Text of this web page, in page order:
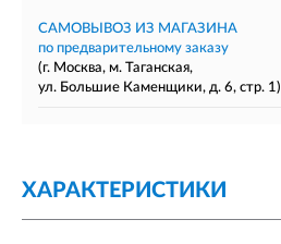
САМОВЫВОЗ ИЗ МАГАЗИНА
по предварительному заказу
(г. Москва, м. Таганская,
ул. Большие Каменщики, д. 6, стр. 1)
ХАРАКТЕРИСТИКИ